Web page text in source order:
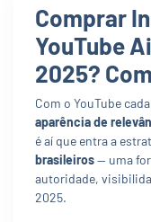
Comprar
YouTube
2025?
Com o YouTube
aparência de
é aí que entra a
brasileiros— uma
autoridade,
2025.